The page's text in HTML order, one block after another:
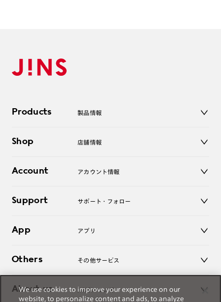
Products 製品情報
サングラス
コンタクトレンズ
アクセサリー
Shop 店舗情報
オンラインショップ
Account アカウント情報
ログアウト
Support サポート・フォロー
よくあるご質問
お問い合わせ
App アプリ
Others その他サービス
レンズ交換
About us JINSについて
We use cookies to improve your experience on our
website, to personalize content and ads, to analyze